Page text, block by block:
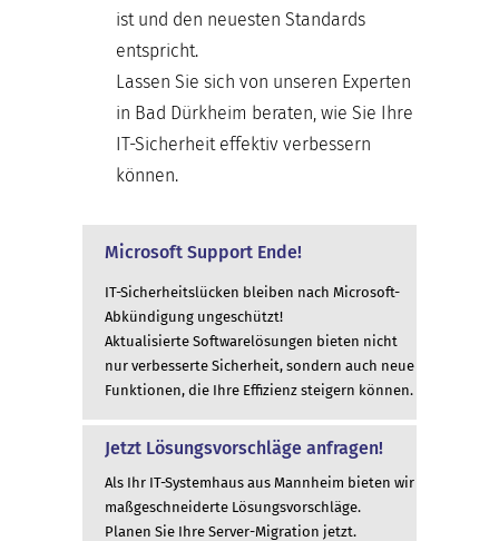
ist und den neuesten Standards
entspricht.
Lassen Sie sich von unseren Experten
in Bad Dürkheim beraten, wie Sie Ihre
IT-Sicherheit effektiv verbessern
können.
Microsoft Support Ende!
IT-Sicherheitslücken bleiben nach Microsoft-
Abkündigung ungeschützt!
Aktualisierte Softwarelösungen bieten nicht
nur verbesserte Sicherheit, sondern auch neue
Funktionen, die Ihre Effizienz steigern können.
Jetzt Lösungsvorschläge anfragen!
Als Ihr IT-Systemhaus aus Mannheim bieten wir
maßgeschneiderte Lösungsvorschläge.
Planen Sie Ihre Server-Migration jetzt.